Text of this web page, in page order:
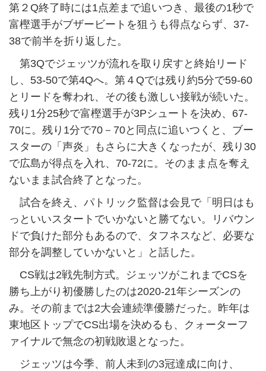
第２Q終了時には1点差まで追いつき、最後の1秒で
富樫選手がブザービートを狙うも得点ならず、37-
38で前半を折り返した。
第3Qでジェッツが流れを取り戻すと終始リード
し、53-50で第4Qへ。第４Qでは残り約5分で59-60
とリードを奪われ、その後も激しい接戦が続いた。
残り1分25秒で富樫選手が3Pシュートを決め、67-
70に。残り1分で70－70と同点に追いつくと、ブー
スターの「声炎」もさらに大きくなったが、残り30
で広島が得点を入れ、70-72に。そのまま点を奪え
ないまま試合終了となった。
試合を終え、パトリック監督は会見で「明日はも
っといいスタートでいかないと勝てない。リバウン
ドで負けた部分もあるので、タフネスなど、必要な
部分を調整していかないと」と話した。
CS戦は2戦先制方式。ジェッツがこれまでCSを
勝ち上がり初優勝したのは2020-21年シーズンの
み。その前までは2大会連続準優勝だった。昨年は
東地区トップでCS出場を決めるも、クォーターフ
ァイナルで無念の初戦敗退となった。
ジェッツは今季、前人未到の3冠達成に向け、